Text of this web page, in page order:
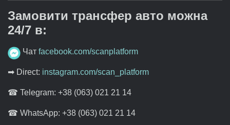
Замовити трансфер авто можна
24/7 в:
Чат facebook.com/scanplatform
➡ Direct: instagram.com/scan_platform
☎ Telegram: +38 (063) 021 21 14
☎ WhatsApp: +38 (063) 021 21 14